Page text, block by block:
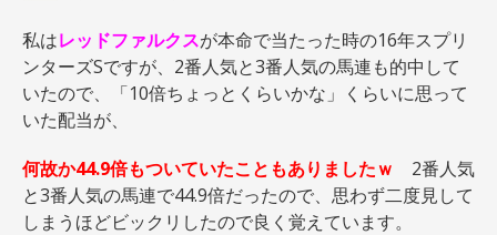
私はレッドファルクスが本命で当たった時の16年スプリ
ンターズSですが、2番人気と3番人気の馬連も的中して
いたので、「10倍ちょっとくらいかな」くらいに思って
いた配当が、
何故か44.9倍もついていたこともありましたｗ 2番人気
と3番人気の馬連で44.9倍だったので、思わず二度見して
しまうほどビックリしたので良く覚えています。